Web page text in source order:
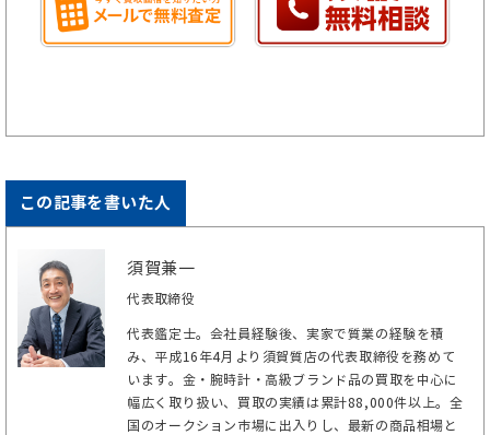
この記事を書いた人
須賀兼一
代表取締役
代表鑑定士。会社員経験後、実家で質業の経験を積
み、平成16年4月より須賀質店の代表取締役を務めて
います。金・腕時計・高級ブランド品の買取を中心に
幅広く取り扱い、買取の実績は累計88,000件以上。全
国のオークション市場に出入りし、最新の商品相場と